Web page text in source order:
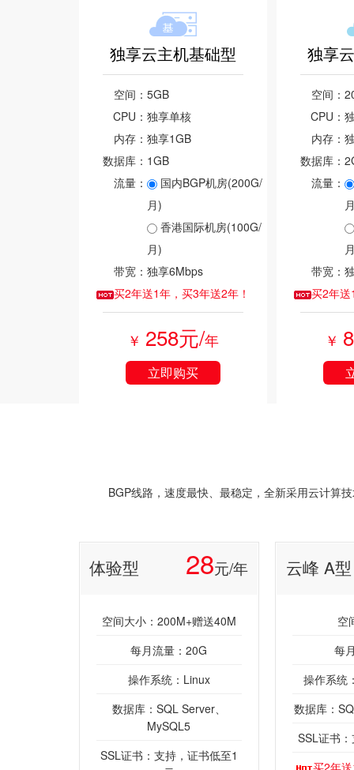
独享云主机基础型
空间： 5GB
CPU： 独享单核
内存： 独享1GB
数据库： 1GB
流量：
国内BGP机房(200G/
月)
香港国际机房(100G/
月)
带宽： 独享6Mbps
买2年送1年，买3年送2年！
￥ 258元/年
立即购买
独享
空间：
CPU：
内存：
数据库：
流量：
带宽：
买2年
￥
BGP线路，速度最快、最稳定，全新采用云计算
体验型 28元/年
空间大小：200M+赠送40M
每月流量：20G
操作系统：Linux
数据库：SQL Server、
MySQL5
SSL证书：支持，证书低至1
云峰 A型
空
每
操作系统
数据库：
SSL证书
买2年